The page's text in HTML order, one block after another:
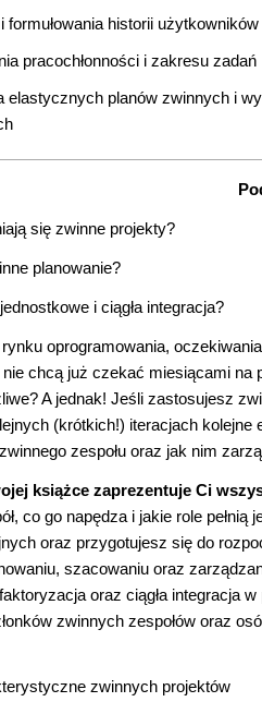
formułowania historii użytkowników
pracochłonności i zakresu zadań
elastycznych planów zwinnych i
się zwinne projekty?
planowanie?
i ciągła integracja?
oprogramowania,
chcą już czekać miesiącami
A jednak! Jeśli zastosujesz
(krótkich!) iteracjach
zespołu oraz jak nim
książce zaprezentuje Ci
co go napędza i jakie role
oraz przygotujesz się do
szacowaniu oraz
oraz ciągła integracja
zwinnych zespołów oraz
zwinnych projektów